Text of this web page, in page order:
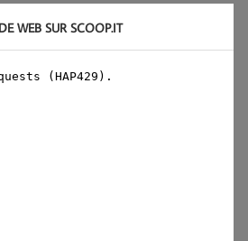
WEB SUR SCOOP.IT